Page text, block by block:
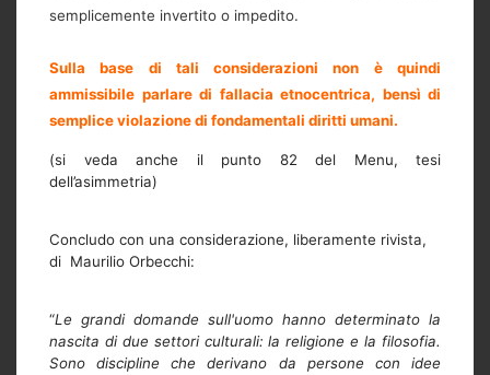
semplicemente invertito o impedito.
Sulla base di tali considerazioni non è quindi
ammissibile parlare di fallacia etnocentrica, bensì di
semplice violazione di fondamentali diritti umani.
(si veda anche il punto 82 del Menu, tesi
dell’asimmetria)
Concludo con una considerazione, liberamente rivista,
di Maurilio Orbecchi:
“Le grandi domande sull'uomo hanno determinato la
nascita di due settori culturali: la religione e la filosofia.
Sono discipline che derivano da persone con idee